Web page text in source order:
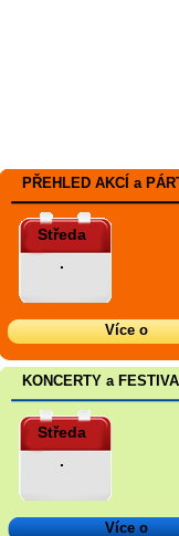
PŘEHLED AKCÍ a
Středa
.
Více o
KONCERTY a
Středa
.
Více o